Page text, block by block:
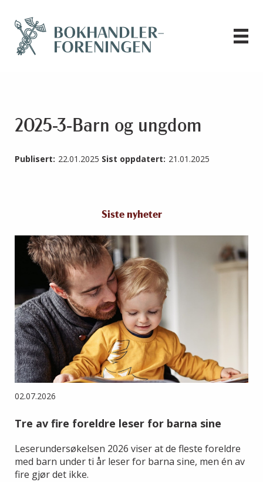
2025-3-Barn og ungdom
Publisert: 22.01.2025 Sist oppdatert: 21.01.2025
Siste nyheter
02.07.2026
Tre av fire foreldre leser for barna sine
Leserundersøkelsen 2026 viser at de fleste foreldre
med barn under ti år leser for barna sine, men én av
fire gjør det ikke.